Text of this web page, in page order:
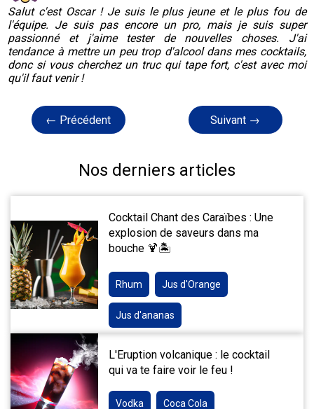
Salut c'est Oscar ! Je suis le plus jeune et le plus fou de
l'équipe. Je suis pas encore un pro, mais je suis super
passionné et j'aime tester de nouvelles choses. J'ai
tendance à mettre un peu trop d'alcool dans mes cocktails,
donc si vous cherchez un truc qui tape fort, c'est avec moi
qu'il faut venir !
← Précédent Suivant →
Nos derniers articles
Cocktail Chant des Caraïbes : Une
explosion de saveurs dans ma
bouche 🍹🏝️
Rhum Jus d'Orange
Jus d'ananas
L'Eruption volcanique : le cocktail
qui va te faire voir le feu !
Vodka Coca Cola